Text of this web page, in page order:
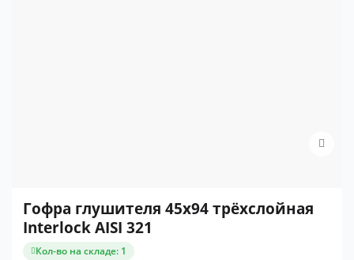
Гофра глушителя 45x94 трёхслойная
Interlock AISI 321
Кол-во на складе: 1